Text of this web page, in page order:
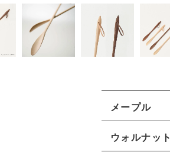
メープル
ウォルナット